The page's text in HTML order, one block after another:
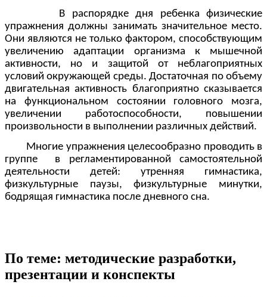
В распорядке дня ребенка физические
упражнения должны занимать значительное место.
Они являются не только фактором, способствующим
увеличению адаптации организма к мышечной
активности, но и защитой от неблагоприятных
условий окружающей среды. Достаточная по объему
двигательная активность благоприятно сказывается
на функциональном состоянии головного мозга,
увеличении работоспособности, повышении
произвольности в выполнении различных действий.
Многие упражнения целесообразно проводить в
группе в регламентированной самостоятельной
деятельности детей: утренняя гимнастика,
физкультурные паузы, физкультурные минутки,
бодрящая гимнастика после дневного сна.
По теме: методические разработки,
презентации и конспекты